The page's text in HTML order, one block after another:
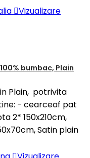
Vizualizare
bumbac, Plain
Plain, potrivita
- cearceaf pat
2* 150x210cm,
Satin plain